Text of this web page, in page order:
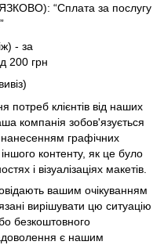
“Сплата за послугу
- за
200 грн
потреб клієнтів від наших
компанія зобов'язується
графічних
контенту, як це було
і візуалізаціях макетів.
вашим очікуванням
вирішувати цю ситуацію
безкоштовного
є нашим